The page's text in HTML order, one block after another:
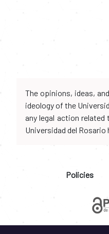
The opinions, ideas,
ideology of the
any legal action
Universidad del Rosario
Policies